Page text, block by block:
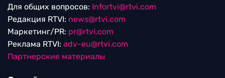
Для общих вопросов: Infortvi@rtvi.com
Редакция RTVI: news@rtvi.com
Маркетинг/PR: pr@rtvi.com
Реклама RTVI: adv-eu@rtvi.com
Партнерские материалы